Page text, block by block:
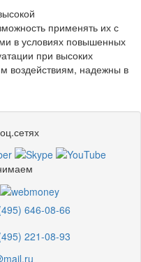
применять их с
в условиях повышенных
при высоких
воздействиям, надежны в
646-08-66
221-08-93